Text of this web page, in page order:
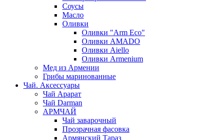
Соусы
Масло
Оливки
Оливки "Arm Eco"
Оливки AMADO
Оливки Aiello
Оливки Armenium
Мед из Армении
Грибы маринованные
Чай. Аксессуары
Чай Арарат
Чай Darman
АРМЧАЙ
Чай заварочный
Прозрачная фасовка
Армянский Тараз